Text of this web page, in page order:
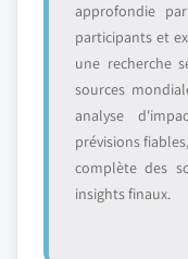
approfondie
participants et
une recherche
sources
analyse
prévisions
complète des
insights finaux.